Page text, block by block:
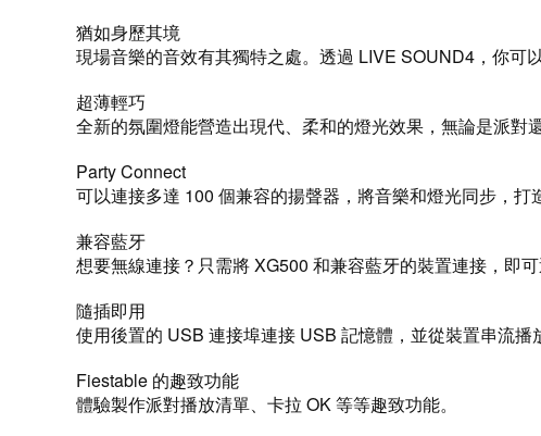
猶如身歷其境
現場音樂的音效有其獨特之處。透過 LIVE SOUND4，你可
超薄輕巧
全新的氛圍燈能營造出現代、柔和的燈光效果，無論是派對
Party Connect
可以連接多達 100 個兼容的揚聲器，將音樂和燈光同步，打
兼容藍牙
想要無線連接？只需將 XG500 和兼容藍牙的裝置連接，即可
隨插即用
使用後置的 USB 連接埠連接 USB 記憶體，並從裝置串流播
Fiestable 的趣致功能
體驗製作派對播放清單、卡拉 OK 等等趣致功能。